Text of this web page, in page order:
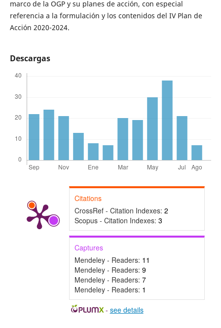
marco de la OGP y su planes de acción, con especial
referencia a la formulación y los contenidos del IV Plan de
Acción 2020-2024.
Descargas
Citations
CrossRef - Citation Indexes: 2
Scopus - Citation Indexes: 3
Captures
Mendeley - Readers: 11
Mendeley - Readers: 9
Mendeley - Readers: 7
Mendeley - Readers: 1
- see details